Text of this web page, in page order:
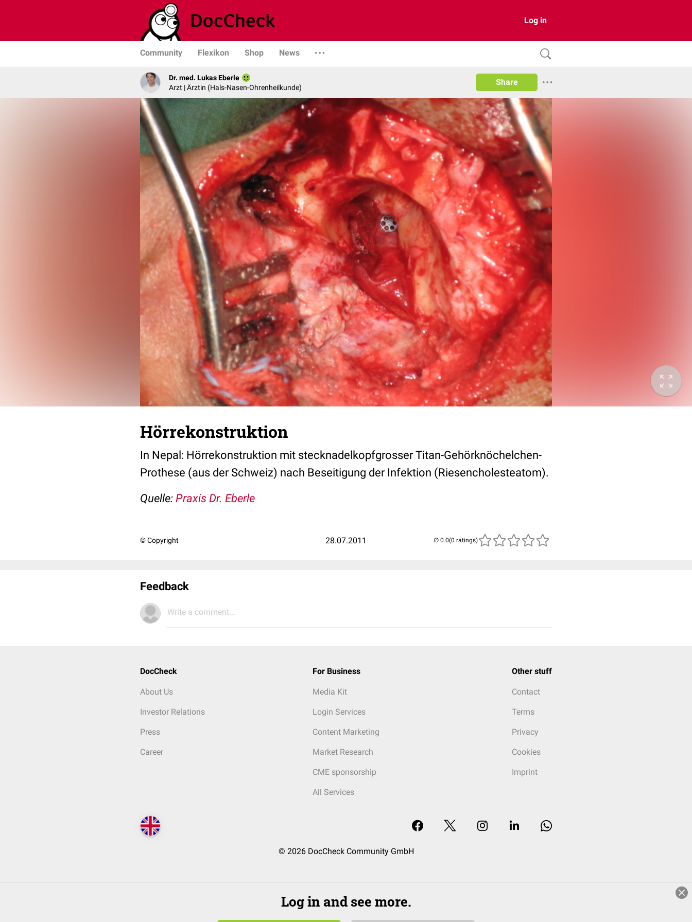
Log in
Community Flexikon Shop News
Dr. med. Lukas Eberle
Arzt | Ärztin (Hals-Nasen-Ohrenheilkunde)
Share
Hörrekonstruktion
In Nepal: Hörrekonstruktion mit stecknadelkopfgrosser Titan-Gehörknöchelchen-
Prothese (aus der Schweiz) nach Beseitigung der Infektion (Riesencholesteatom).
Quelle: Praxis Dr. Eberle
© Copyright 28.07.2011 (0 ratings)
Feedback
Write a comment...
DocCheck
About Us
Investor Relations
Press
Career
For Business
Media Kit
Login Services
Content Marketing
Market Research
CME sponsorship
All Services
Other stuff
Contact
Terms
Privacy
Cookies
Imprint
© 2026 DocCheck Community GmbH
Log in and see more.